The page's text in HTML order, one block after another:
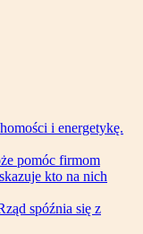
i energetykę.
pomóc firmom
kto na nich
spóźnia się z